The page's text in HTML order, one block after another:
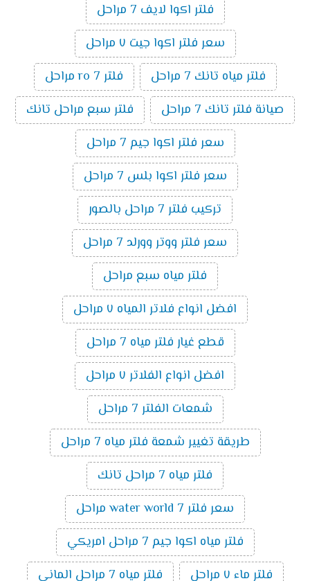
فلتر اكوا لايف 7 مراحل
سعر فلتر اكوا جيت ٧ مراحل
فلتر مياه تانك 7 مراحل
فلتر ro 7 مراحل
صيانة فلتر تانك 7 مراحل
فلتر سبع مراحل تانك
سعر فلتر اكوا جيم 7 مراحل
سعر فلتر اكوا بلس 7 مراحل
تركيب فلتر 7 مراحل بالصور
سعر فلتر ووتر وورلد 7 مراحل
فلتر مياه سبع مراحل
افضل انواع فلاتر المياه ٧ مراحل
قطع غيار فلتر مياه 7 مراحل
افضل انواع الفلاتر ٧ مراحل
شمعات الفلتر 7 مراحل
طريقة تغيير شمعة فلتر مياه 7 مراحل
فلتر مياه 7 مراحل تانك
سعر فلتر water world 7 مراحل
فلتر مياه اكوا جيم 7 مراحل امريكي
فلتر ماء ٧ مراحل
فلتر مياه 7 مراحل الماني